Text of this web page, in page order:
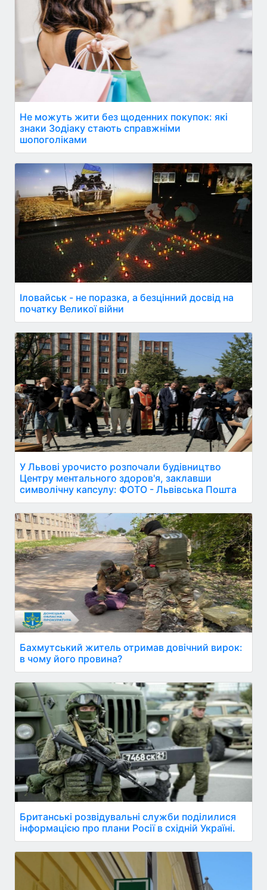
Не можуть жити без щоденних покупок: які
знаки Зодіаку стають справжніми
шопоголіками
Іловайськ - не поразка, а безцінний досвід на
початку Великої війни
У Львові урочисто розпочали будівництво
Центру ментального здоров'я, заклавши
символічну капсулу: ФОТО - Львівська Пошта
Бахмутський житель отримав довічний вирок:
в чому його провина?
Британські розвідувальні служби поділилися
інформацією про плани Росії в східній Україні.